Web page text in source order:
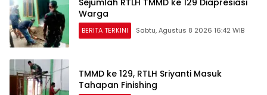
Warga
BERITA TERKINI Sabtu, Agustus 8 2026 16:42 WIB
TMMD ke 129, RTLH Sriyanti Masuk
Tahapan Finishing